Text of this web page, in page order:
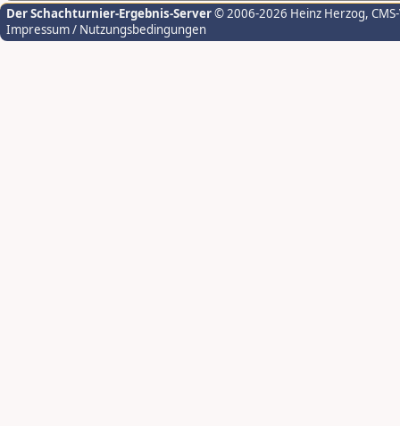
Der Schachturnier-Ergebnis-Server© 2006-2026 Heinz Herzog,
Impressum / Nutzungsbedingungen